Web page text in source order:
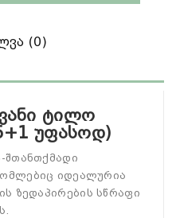
(0)
ტილო
უფასოდ)
შთანთქმადი
იდეალურია
ზედაპირების სწრაფი